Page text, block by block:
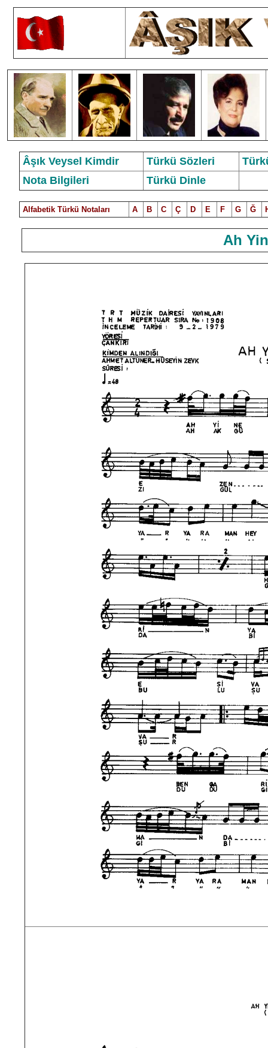
Âşık Veysel Kimdir Türkü Sözleri
Nota Bilgileri
Türkü Dinle
Alfabetik Türkü Notaları A B C Ç D E F G Ğ
Ah